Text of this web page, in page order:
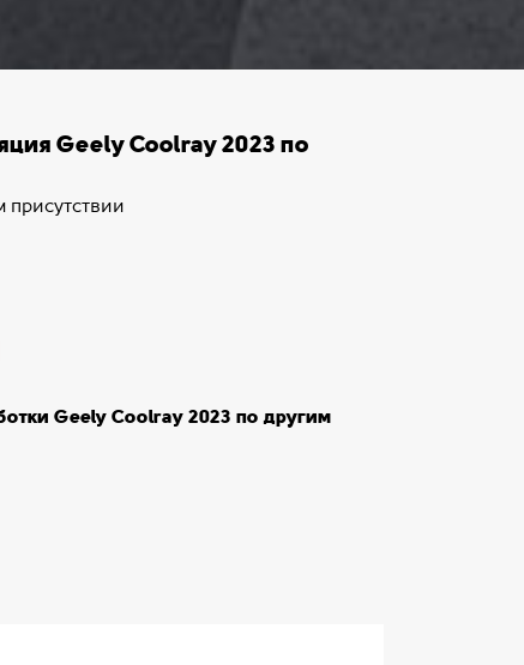
Geely Coolray 2023 по
Geely Coolray 2023 по другим